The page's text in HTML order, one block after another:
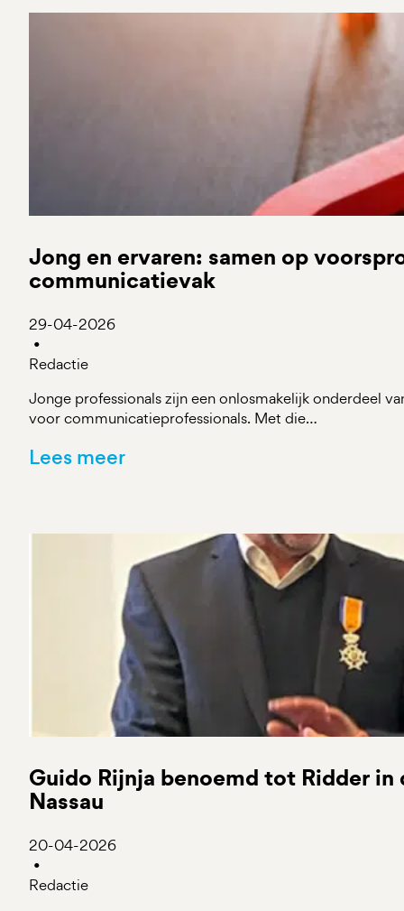
Jong en ervaren: samen op
communicatievak
29-04-2026
•
Redactie
Jonge professionals zijn een onlosmakelijk onderdeel
voor communicatieprofessionals. Met die…
Lees meer
Guido Rijnja benoemd tot Ridder in
Nassau
20-04-2026
•
Redactie